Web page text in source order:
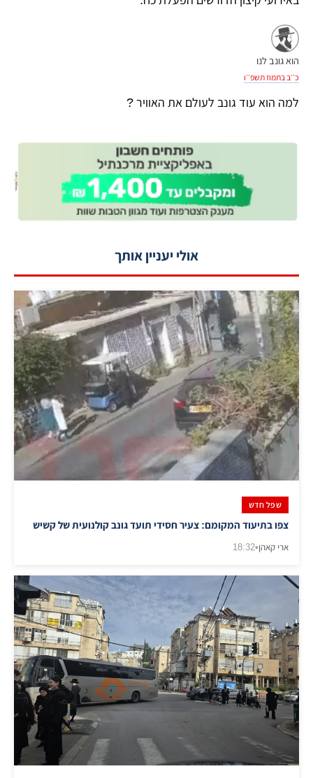
הוא גונב לנו
כ׳׳ב בתמוז תשפ׳׳ו
למה הוא עוד גונב לעולם את האוויר ?
אולי יעניין אותך
שפל חדש
צפו בתיעוד המקומם: צעיר חסידי תועד גונב קולנועית של קשיש
ארי קאהן•
18:32